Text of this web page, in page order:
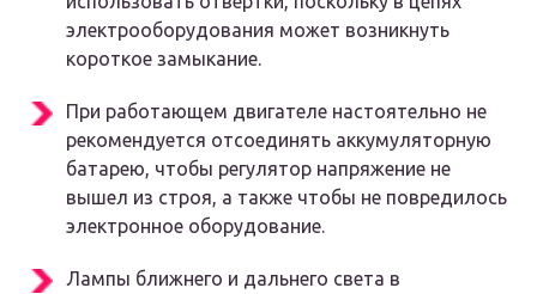
электрооборудования может возникнуть
короткое замыкание.
При работающем двигателе настоятельно не
рекомендуется отсоединять аккумуляторную
батарею, чтобы регулятор напряжение не
вышел из строя, а также чтобы не повредилось
электронное оборудование.
Лампы ближнего и дальнего света в